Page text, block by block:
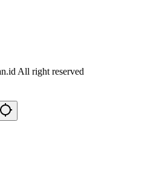
All right reserved